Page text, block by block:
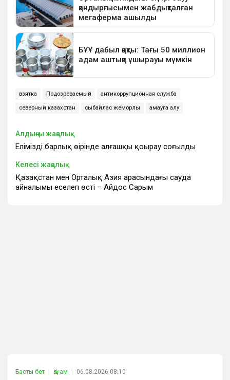
взятка Подозреваемый антикоррупционная служба
северный казахстан сыбайлас жемқорлық қамауға алу
Алдыңғы жаңалық
Еліміздің барлық өңірінде алғашқы қоңырау соғылды
Келесі жаңалық
Қазақстан мен Орталық Азия арасындағы сауда
айналымы еселеп өсті – Айдос Сарым
Басты бет Қоғам 06.08.2026 08:10